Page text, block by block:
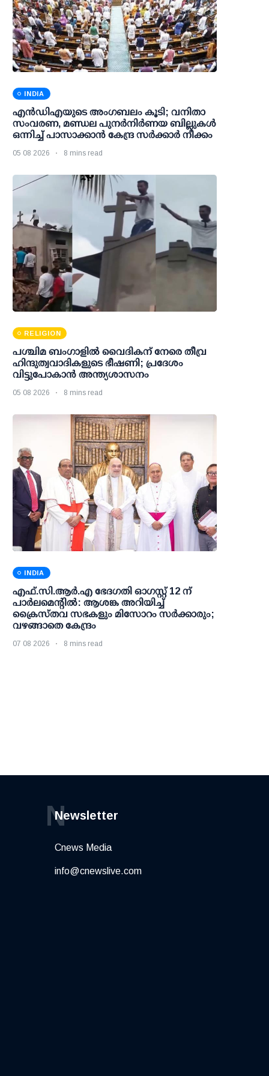
INDIA
എന്‍ഡിഎയുടെ അംഗബലം കൂടി; വനിതാ
സംവരണ, മണ്ഡല പുനര്‍നിര്‍ണയ ബില്ലുകള്‍
ഒന്നിച്ച് പാസാക്കാന്‍ കേന്ദ്ര സര്‍ക്കാര്‍ നീക്കം
05 08 2026 8 mins read
RELIGION
പശ്ചിമ ബംഗാളിൽ വൈദികന് നേരെ തീവ്ര
ഹിന്ദുത്വവാദികളുടെ ഭീഷണി; പ്രദേശം
വിട്ടുപോകാൻ അന്ത്യശാസനം
05 08 2026 8 mins read
INDIA
എഫ്.സി.ആര്‍.എ ഭേദഗതി ഓഗസ്റ്റ് 12 ന്
പാര്‍ലമെന്റില്‍: ആശങ്ക അറിയിച്ച്
ക്രൈസ്തവ സഭകളും മിസോറം സര്‍ക്കാരും;
വഴങ്ങാതെ കേന്ദ്രം
07 08 2026 8 mins read
Newsletter
N
Cnews Media
info@cnewslive.com